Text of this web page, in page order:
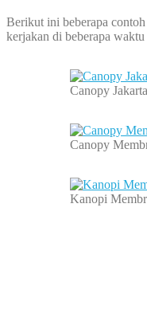
Berikut ini beberapa
kerjakan di beberapa
Canopy
Canopy
Kanopi